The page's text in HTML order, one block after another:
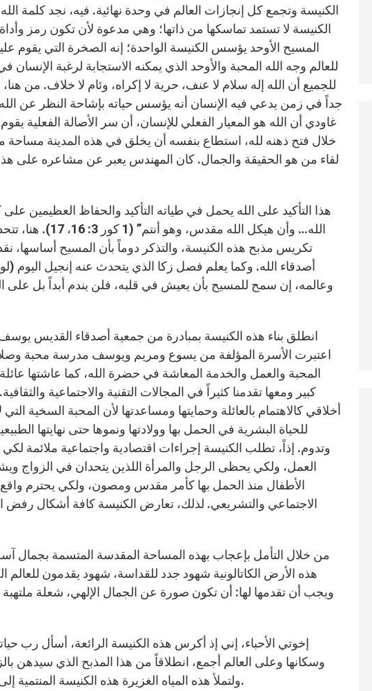
الكنيسة وتجمع كل إنجازات العالم في وحدة نهائية. فيه، نجد كلمة
الكنيسة لا تستمد تماسكها من ذاتها؛ وهي مدعوة لأن تكون رمز
المسيح الأوحد يؤسس الكنيسة الواحدة؛ إنه الصخرة التي يقوم
للعالم وجه الله المحبة والأوحد الذي يمكنه الاستجابة لرغبة
للجميع أن الله إله سلام لا عنف، حرية لا إكراه، وئام لا خلاف. من
جداً في زمن يدعي فيه الإنسان أنه يؤسس حياته بإشاحة النظر عن
غاودي أن الله هو المعيار الفعلي للإنسان، أن سر الأصالة الفعلية
خلال فتح ذهنه لله، استطاع بنفسه أن يخلق في هذه المدينة مساحة
لقاء من هو الحقيقة والجمال. كان المهندس يعبر عن مشاعره على
هذا التأكيد على الله يحمل في طياته التأكيد والحفاظ العظيمين
الله… وأن هيكل
تكريس مذبح هذه الكنيسة، والتذكر دوماً بأن المسيح أساسها،
وعالمه، إن سمح للمسيح بأن يعيش في قلبه، فلن يندم أبداً بل على
انطلق بناء هذه الكنيسة بمبادرة من جمعية أصدقاء القديس يوسف
اعتبرت الأسرة المؤلفة من يسوع ومريم ويوسف مدرسة محبة
المحبة والعمل والخدمة المعاشة في حضرة الله، كما عاشتها
كبير ومعها تقدمنا كثيراً في المجالات التقنية والاجتماعية
أخلاقي كالاهتمام بالعائلة وحمايتها ومساعدتها لأن المحبة السخية
للحياة البشرية في الحمل بها وولادتها ونموها حتى نهايتها
وتدوم. إذاً، تطلب الكنيسة إجراءات اقتصادية واجتماعية ملائمة
العمل، ولكي يحظى الرجل والمرأة اللذين يتحدان في الزواج
الأطفال منذ الحمل بها كأمر مقدس ومصون، ولكي يحترم واقع
الاجتماعي والتشريعي. لذلك، تعارض الكنيسة كافة أشكال رفض
من خلال التأمل بإعجاب بهذه المساحة المقدسة المتسمة بجمال آسر
هذه الأرض الكاتالونية شهود جدد للقداسة، شهود يقدمون للعالم
ويجب أن تقدمها لها: أن تكون صورة عن الجمال الإلهي، شعلة
إخوتي الأحباء، إني إذ أكرس هذه الكنيسة الرائعة، أسأل رب
وسكانها وعلى العالم أجمع، انطلاقاً من هذا المذبح الذي
ولتملأ هذه المياه الغزيرة هذه الكنيسة المنتمية إلى الأسقفية ورعاتها ومؤمنيها بالإيمان والحيوية الرسولية.